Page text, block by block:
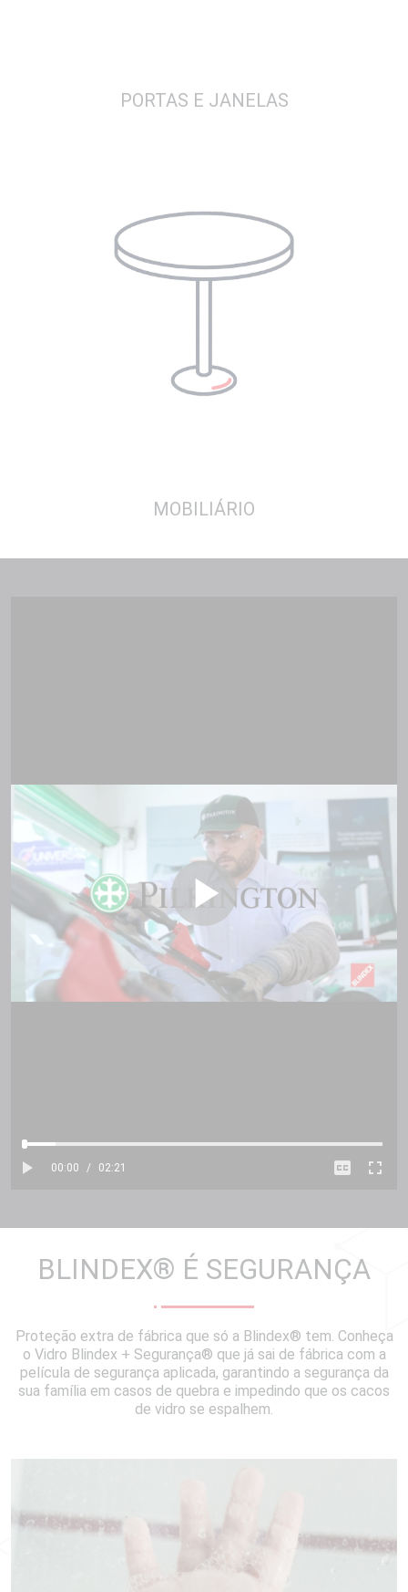
PORTAS E JANELAS
MOBILIÁRIO
00:00 / 02:21
BLINDEX® É SEGURANÇA
Proteção extra de fábrica que só a Blindex® tem. Conheça
o Vidro Blindex + Segurança® que já sai de fábrica com a
película de segurança aplicada, garantindo a segurança da
sua família em casos de quebra e impedindo que os cacos
de vidro se espalhem.